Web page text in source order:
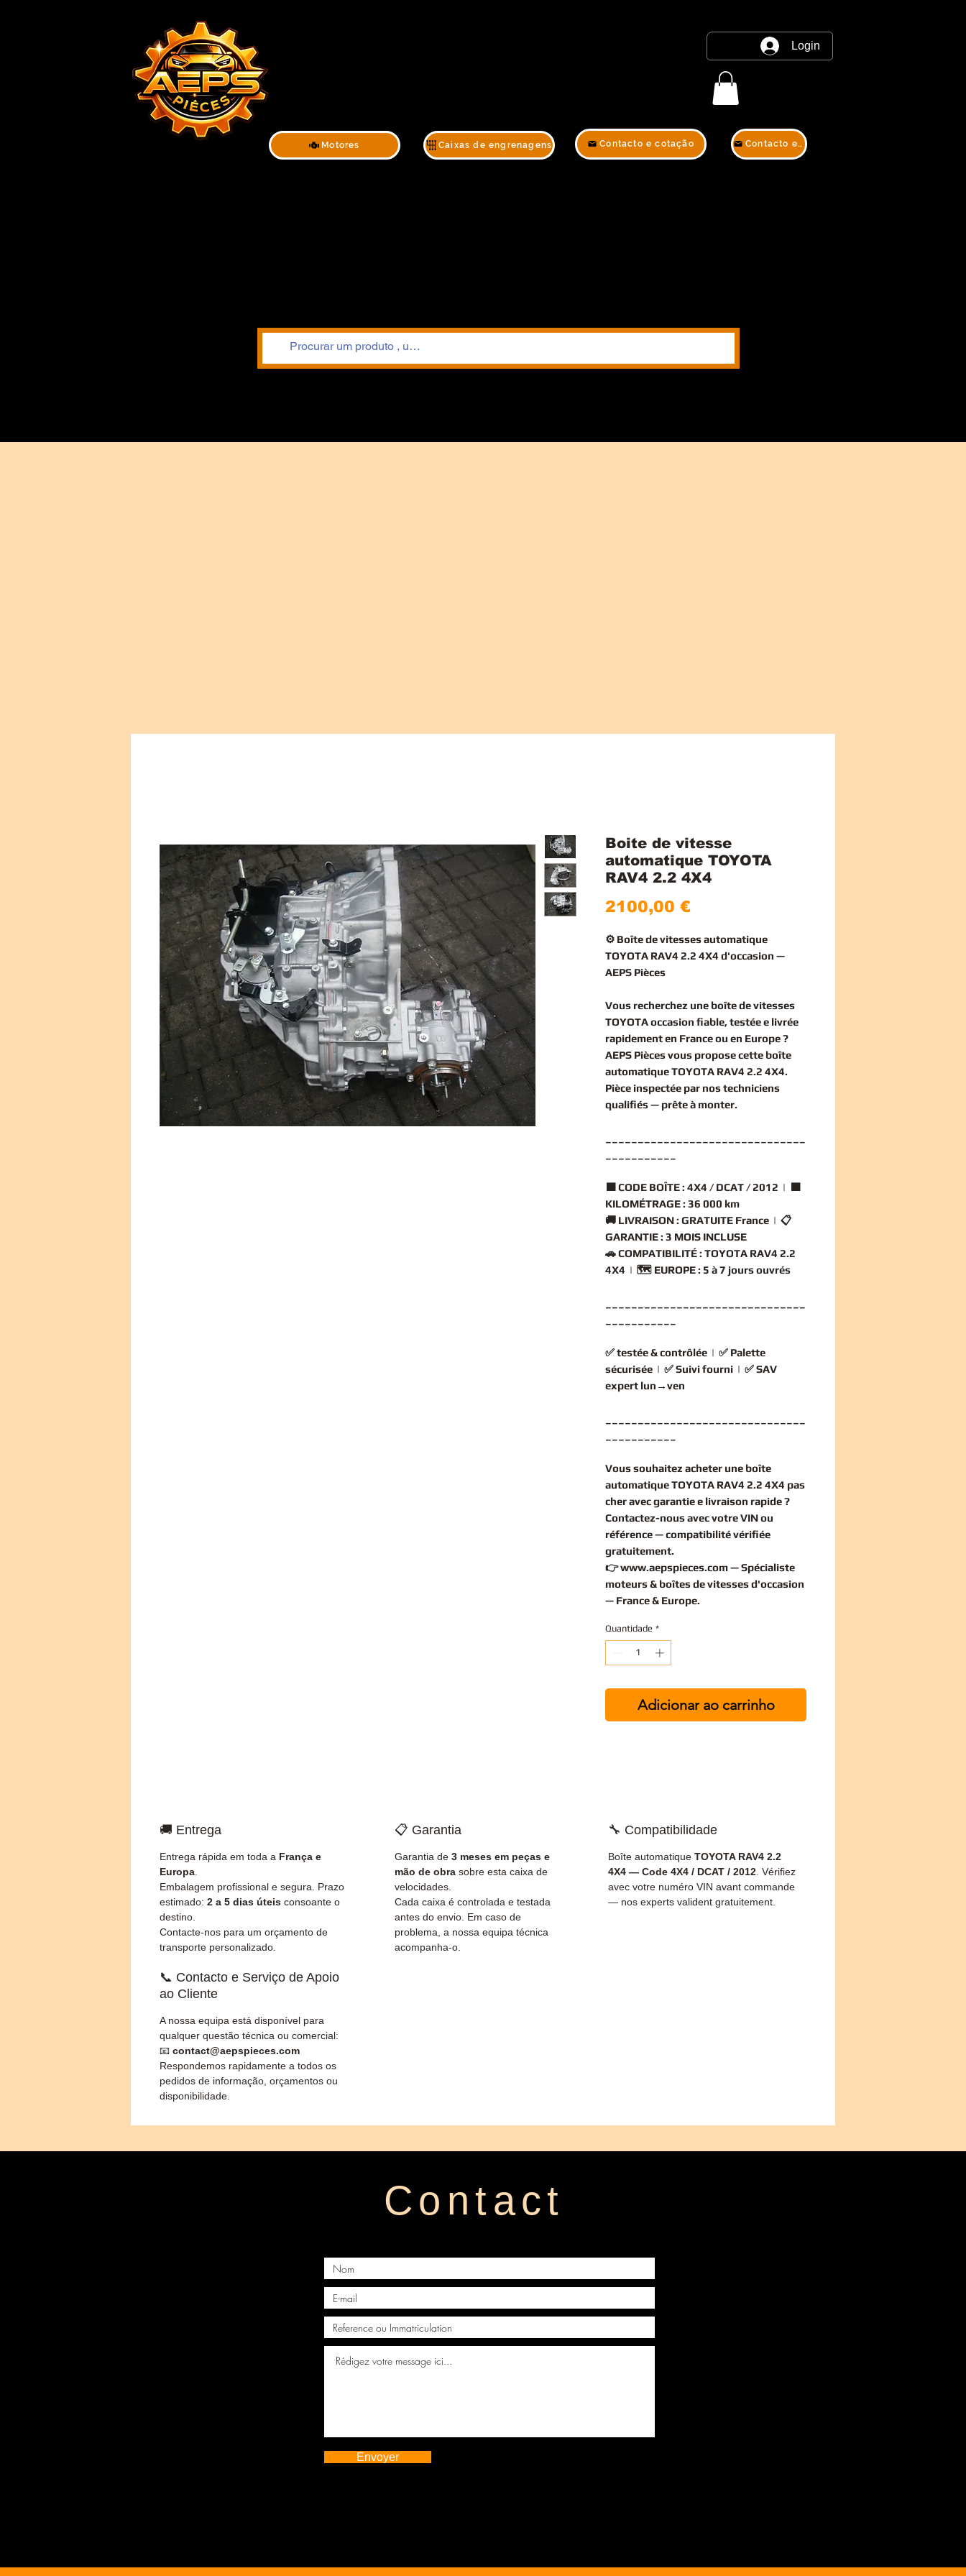
Motores Caixas de engrenagens
Login
Contacto e cotação Contacto e cotação
Boite de vitesse
automatique TOYOTA
RAV4 2.2 4X4
2100,00 €Preço
⚙️ Boîte de vitesses automatique
TOYOTA RAV4 2.2 4X4 d'occasion —
AEPS Pièces
Vous recherchez une boîte de vitesses
TOYOTA occasion fiable, testée e livrée
rapidement en France ou en Europe ?
AEPS Pièces vous propose cette boîte
automatique TOYOTA RAV4 2.2 4X4.
Pièce inspectée par nos techniciens
qualifiés — prête à monter.
🟧CODE BOÎTE : 4X4 / DCAT / 2012 | 🟧
KILOMÉTRAGE : 36 000 km
🚚 LIVRAISON : GRATUITE France | 📋
GARANTIE : 3 MOIS INCLUSE
🚗COMPATIBILITÉ : TOYOTA RAV4 2.2
4X4 | 🗺️ EUROPE : 5 à 7 jours ouvrés
✅testée & contrôlée | ✅ Palette
sécurisée | ✅Suivi fourni | ✅SAV
expert lun→ven
Vous souhaitez acheter une boîte
automatique TOYOTA RAV4 2.2 4X4 pas
cheravec garantie e livraison rapide ?
Contactez-nous avec votre VIN ou
référence — compatibilité vérifiée
gratuitement.
👉www.aepspieces.com— Spécialiste
moteurs & boîtes de vitesses d'occasion
— France & Europe.
Quantidade *
Adicionar ao carrinho
🚚 Entrega
Entrega rápida em toda a França e
Europa
Embalagem profissional e segura. Prazo
estimado: 2 a 5 dias úteis consoante o
destino.
Contacte-nos para um orçamento de
transporte personalizado.
📋 Garantia
Garantia de 3 meses em peças e
mão de obra sobre esta caixa de
velocidades.
Cada caixa é controlada e testada
antes do envio. Em caso de
problema, a nossa equipa técnica
acompanha-o.
🔧 Compatibilidade
Boîte automatique TOYOTA RAV4 2.2
4X4 — Code 4X4 / DCAT / 2012 . Vérifiez
avec votre numéro VIN avant commande
— nos experts valident gratuitement.
📞 Contacto e Serviço de Apoio
ao Cliente
A nossa equipa está disponível para
qualquer questão técnica ou comercial:
📧 contact@aepspieces.com
Respondemos rapidamente a todos os
pedidos de informação, orçamentos ou
disponibilidade.
Contact
Envoyer